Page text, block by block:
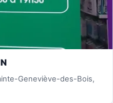
Geneviève-des-Bois,